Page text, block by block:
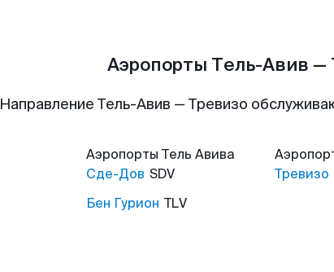
Аэропорты Тель-Авив —
Направление Тель-Авив — Тревизо
Аэропорты Тель Авива
Сде-Дов SDV
Бен Гурион TLV
Тревизо